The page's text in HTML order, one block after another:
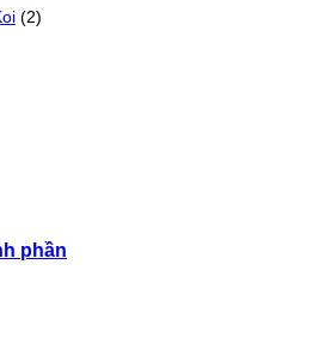
(2)
phần